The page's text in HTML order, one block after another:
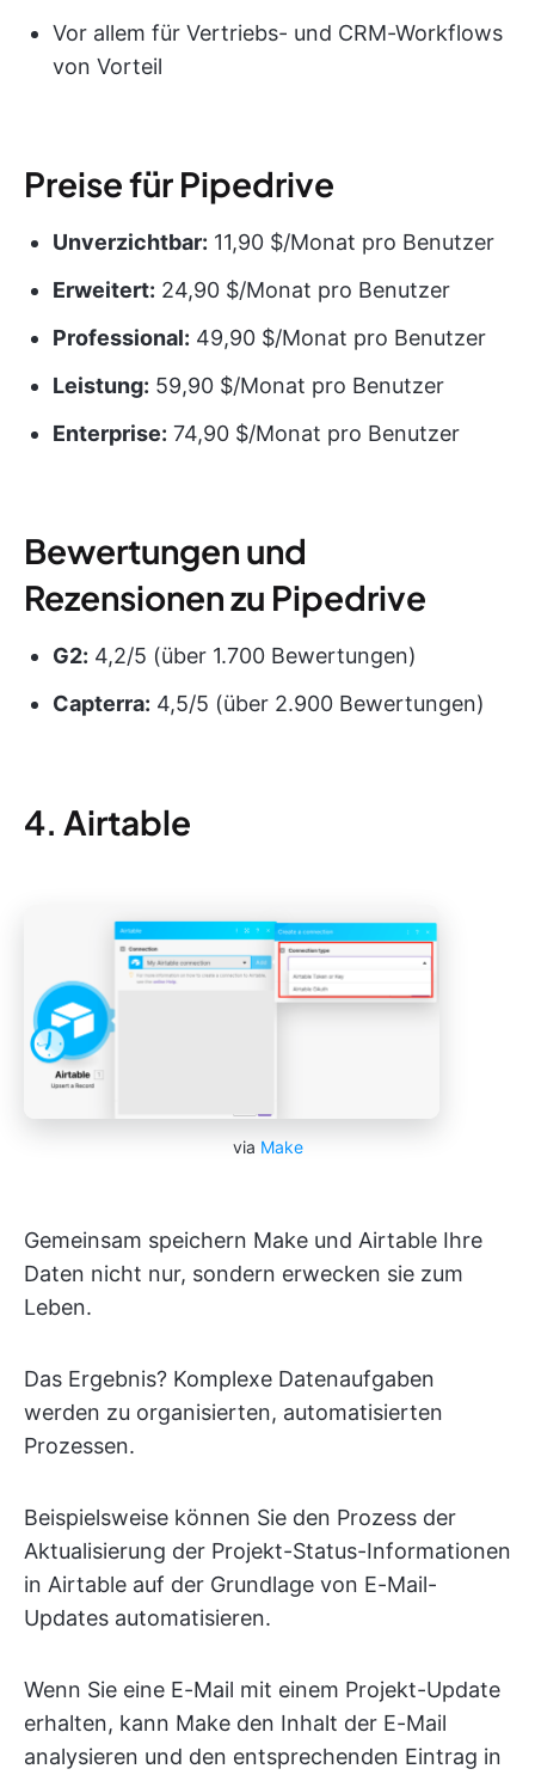
Vor allem für Vertriebs- und CRM-Workflows
von Vorteil
Preise für Pipedrive
Unverzichtbar: 11,90 $/Monat pro Benutzer
Erweitert: 24,90 $/Monat pro Benutzer
Professional: 49,90 $/Monat pro Benutzer
Leistung: 59,90 $/Monat pro Benutzer
Enterprise: 74,90 $/Monat pro Benutzer
Bewertungen und
Rezensionen zu Pipedrive
G2: 4,2/5 (über 1.700 Bewertungen)
Capterra: 4,5/5 (über 2.900 Bewertungen)
4. Airtable
via Make
Gemeinsam speichern Make und Airtable Ihre
Daten nicht nur, sondern erwecken sie zum
Leben.
Das Ergebnis? Komplexe Datenaufgaben
werden zu organisierten, automatisierten
Prozessen.
Beispielsweise können Sie den Prozess der
Aktualisierung der Projekt-Status-Informationen
in Airtable auf der Grundlage von E-Mail-
Updates automatisieren.
Wenn Sie eine E-Mail mit einem Projekt-Update
erhalten, kann Make den Inhalt der E-Mail
analysieren und den entsprechenden Eintrag in